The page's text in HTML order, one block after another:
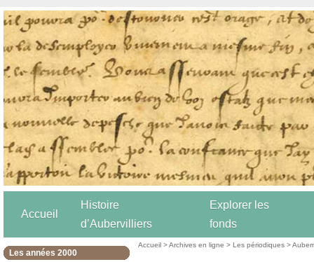
Accueil
Histoire
d’Aubervilliers
Explorer les
fonds
Les années 2000
Accueil >Archives en ligne >Les périodiques >